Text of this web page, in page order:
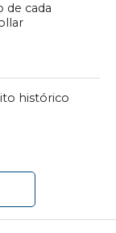
de cada
histórico